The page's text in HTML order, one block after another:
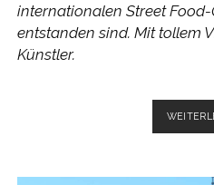
internationalen Street
entstanden sind. Mit tollem
Künstler.